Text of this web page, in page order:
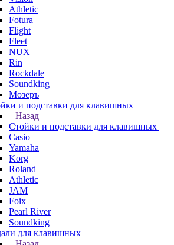
Athletic
Fotura
Flight
Fleet
NUX
Rin
Rockdale
Soundking
Мозеръ
и подставки для клавишных
Назад
Стойки и подставки для клавишных
Casio
Yamaha
Korg
Roland
Athletic
JAM
Foix
Pearl River
Soundking
для клавишных